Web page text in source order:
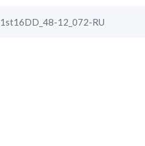
1st16DD_48-12_072-RU